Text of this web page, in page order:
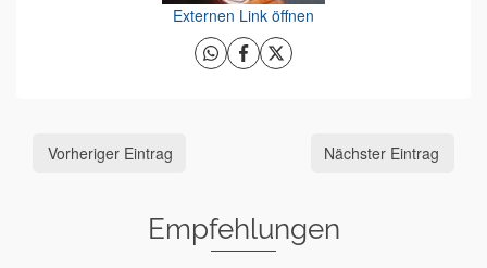
Externen Link öffnen
Vorheriger Eintrag Nächster Eintrag
Empfehlungen